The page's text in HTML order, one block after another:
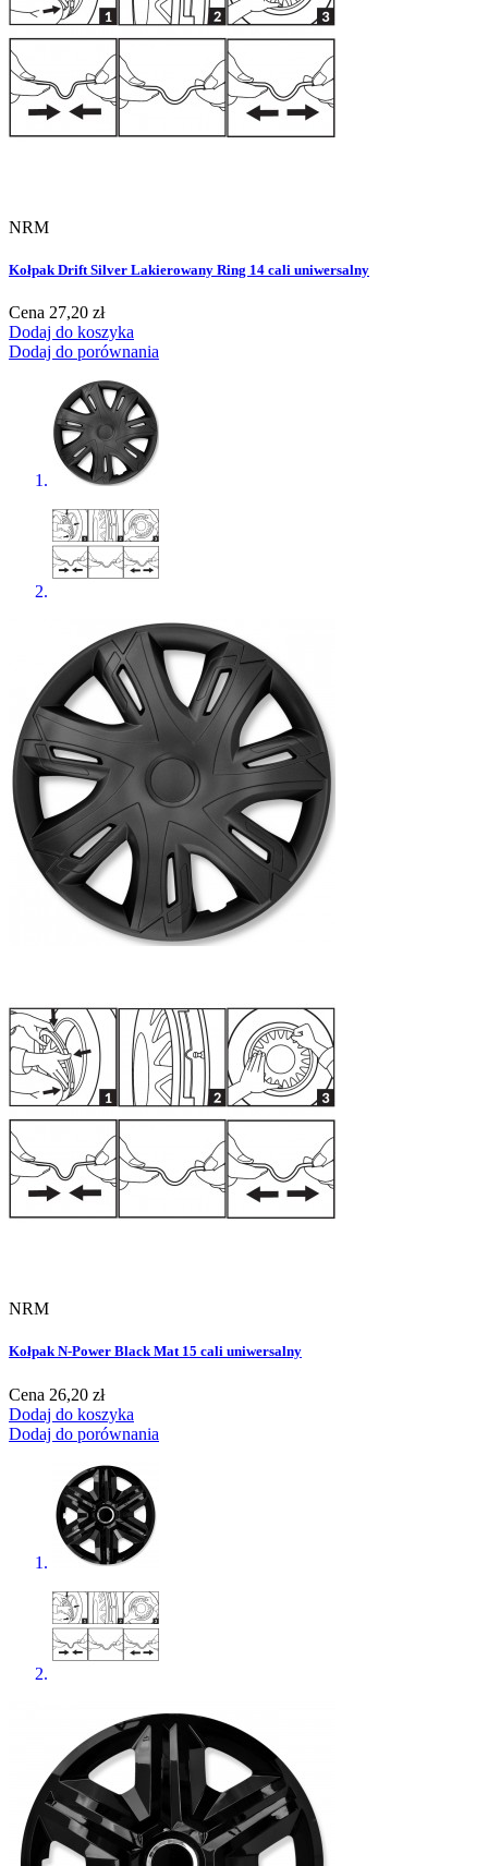
NRM
Kołpak Drift Silver Lakierowany Ring 14 cali uniwersalny
Cena 27,20 zł
Dodaj do koszyka
Dodaj do porównania
NRM
Kołpak N-Power Black Mat 15 cali uniwersalny
Cena 26,20 zł
Dodaj do koszyka
Dodaj do porównania